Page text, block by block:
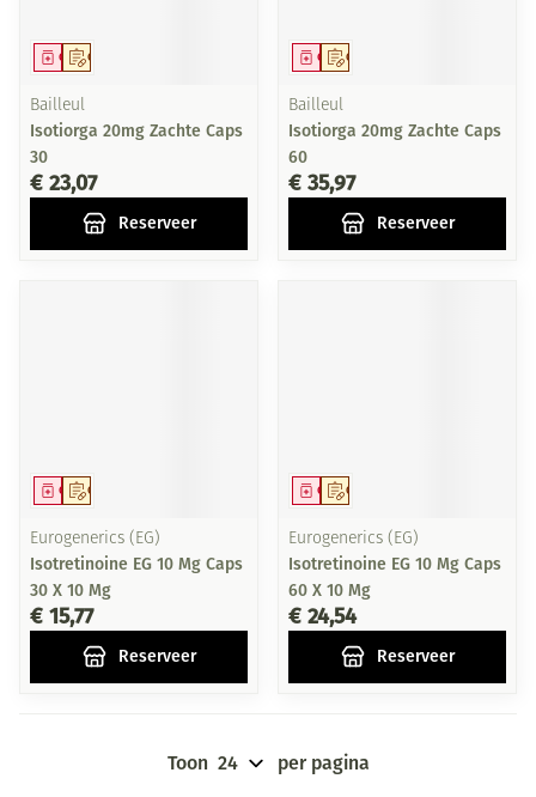
Op voorschrift
Geneesmiddel
Bailleul
Isotiorga 20mg Zachte Caps
30
€ 23,07
Reserveer
Op voorschrift
Geneesmiddel
Bailleul
Isotiorga 20mg Zachte Caps
60
€ 35,97
Reserveer
Op voorschrift
Geneesmiddel
Eurogenerics (EG)
Isotretinoine EG 10 Mg Caps
30 X 10 Mg
€ 15,77
Reserveer
Op voorschrift
Geneesmiddel
Eurogenerics (EG)
Isotretinoine EG 10 Mg Caps
60 X 10 Mg
€ 24,54
Reserveer
Toon per pagina